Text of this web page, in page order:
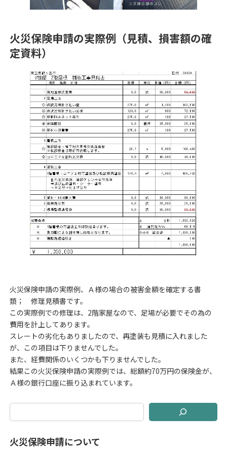
火災保険申請の実際例（見積、損害額の確
定資料）
火災保険申請の実際例、Ａ様の場合の被害金額を確定する書
類； 修理見積書です。
この実際例での修理は、2階家屋なので、足場が必要でその為の
費用を計上してあります。
スレートの劣化もありましたので、再塗装も見積に入れました
が、この項目は下りませんでした。
また、経費関係のいくつかも下りませんでした。
結果この火災保険申請の実際例では、総額約70万円の保険金が、
Ａ様の銀行口座に振り込まれています。
火災保険申請について